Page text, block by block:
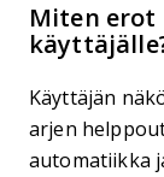
Miten erot
Käyttäjän
arjen
automatiikka